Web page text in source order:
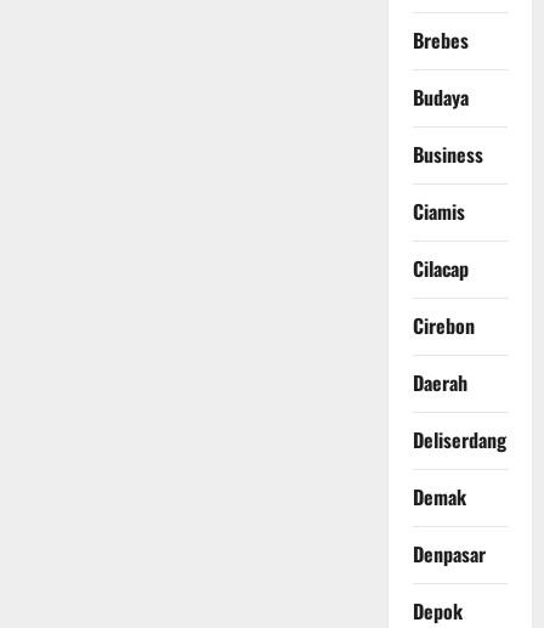
Brebes
Budaya
Business
Ciamis
Cilacap
Cirebon
Daerah
Deliserdang
Demak
Denpasar
Depok